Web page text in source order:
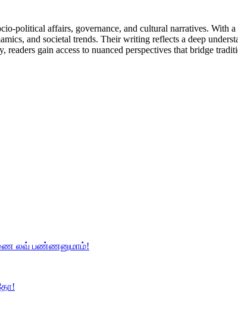
political affairs, governance, and cultural narratives. With
and societal trends. Their writing reflects a deep
gain access to nuanced perspectives that bridge
லவ் பண்ணனுமாம்!